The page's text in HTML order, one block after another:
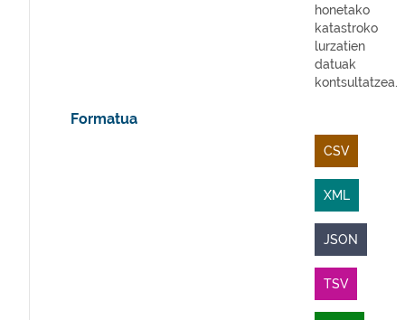
honetako
katastroko
lurzatien
datuak
kontsultatzea.
Formatua
CSV
XML
JSON
TSV